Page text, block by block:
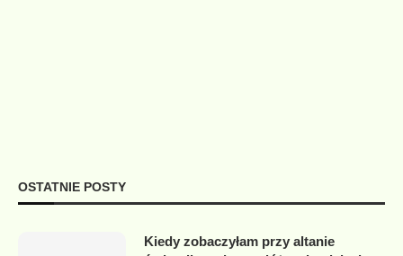
OSTATNIE POSTY
Kiedy zobaczyłam przy altanie